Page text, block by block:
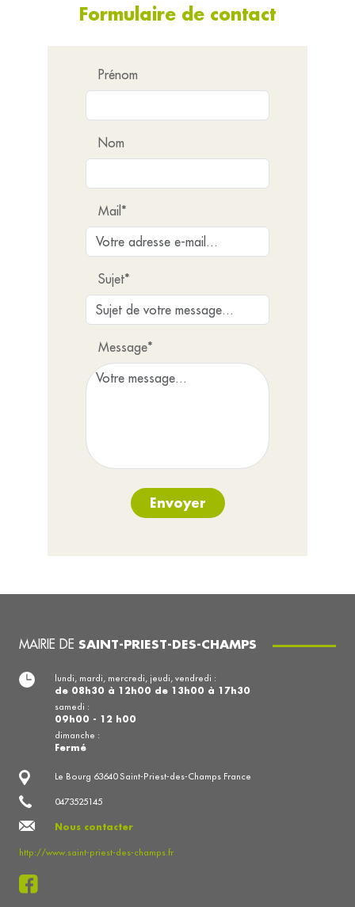
Formulaire de contact
Prénom
Nom
Mail*
Sujet*
Message*
Envoyer
MAIRIE DE SAINT-PRIEST-DES-CHAMPS
Le Bourg 63640 Saint-Priest-des-Champs France
0473525145
Nous contacter
http://www.saint-priest-des-champs.fr
lundi, mardi, mercredi, jeudi, vendredi :
de 08h30 à 12h00 de 13h00 à 17h30
samedi :
09h00 - 12 h00
dimanche :
Fermé